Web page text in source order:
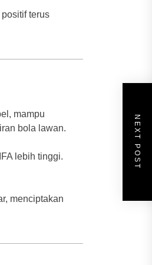
terus
mampu
bola lawan.
lebih tinggi.
menciptakan
NEXT POST